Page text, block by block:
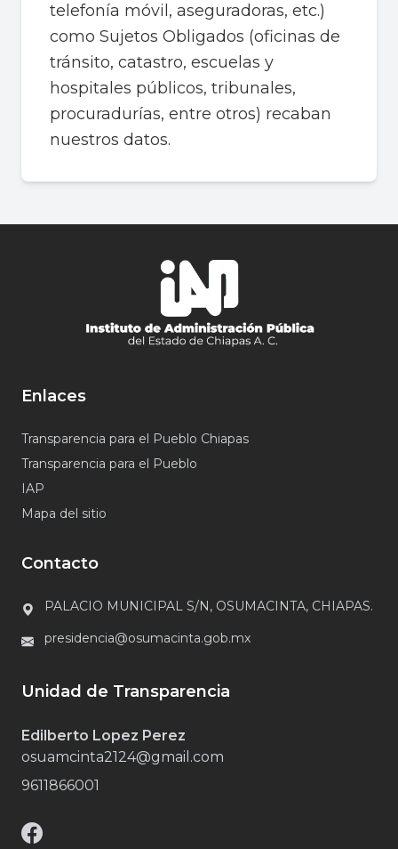
telefonía móvil, aseguradoras, etc.)
como Sujetos Obligados (oficinas de
tránsito, catastro, escuelas y
hospitales públicos, tribunales,
procuradurías, entre otros) recaban
nuestros datos.
Enlaces
Transparencia para el Pueblo Chiapas
Transparencia para el Pueblo
IAP
Mapa del sitio
Contacto
PALACIO MUNICIPAL S/N, OSUMACINTA, CHIAPAS.
presidencia@osumacinta.gob.mx
Unidad de Transparencia
Edilberto Lopez Perez
osuamcinta2124@gmail.com
9611866001